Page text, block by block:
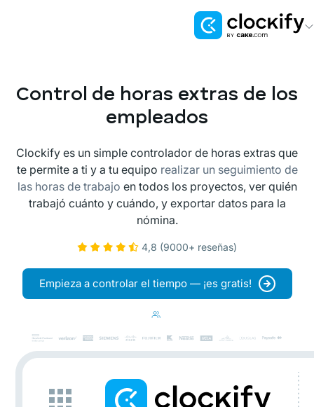
Pumble
Control de horas extras de los
empleados
Clockify es un simple controlador de horas extras que
te permite a ti y a tu equipo realizar un seguimiento de
las horas de trabajo en todos los proyectos, ver quién
trabajó cuánto y cuándo, y exportar datos para la
nómina.
4,8 (9000+ reseñas)
Empieza a controlar el tiempo — ¡es gratis!